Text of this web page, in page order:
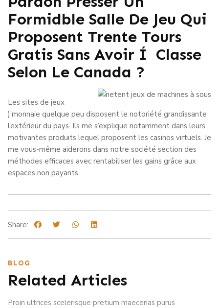
Formidble Salle De Jeu Qui
Proposent Trente Tours
Gratis Sans Avoir Í Classe
Selon Le Canada ?
Les sites de jeux
)’monnaie quelque peu disposent le notoriété grandissante
l’extérieur du pays. Ils me s’explique notamment dans leurs
motivantes produits lequel proposent les casinos virtuels. Je
me vous-même aiderons dans notre société section des
méthodes efficaces avec rentabiliser les gains grâce aux
espaces non payants.
Share:
BLOG
Related Articles
Proin ultrices scelerisque pretium maecenas purus